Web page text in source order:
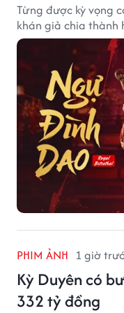
Từng được kỳ vọng
khán giả chia thành
PHIM ẢNH 1 giờ
Kỳ Duyên có
332 tỷ đồng